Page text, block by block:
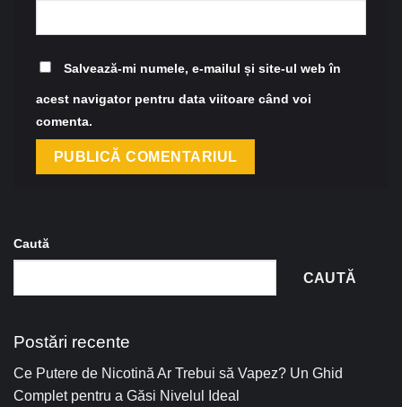
Salvează-mi numele, e-mailul și site-ul web în
acest navigator pentru data viitoare când voi
comenta.
Caută
CAUTĂ
Postări recente
Ce Putere de Nicotină Ar Trebui să Vapez? Un Ghid
Complet pentru a Găsi Nivelul Ideal